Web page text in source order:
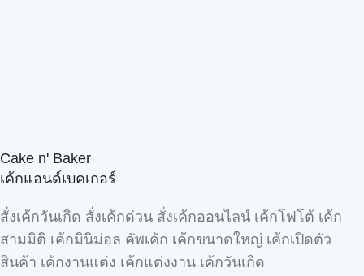
Cake n' Baker
เค้กแอนด์เบคเกอร์
สั่งเค้กวันเกิด สั่งเค้กด่วน สั่งเค้กออนไลน์ เค้กโฟโต้ เค้ก
สามมิติ เค้กมินิม่อล คัพเค้ก เค้กขนาดใหญ่ เค้กเปิดตัว
สินค้า เค้กงานแต่ง เค้กแต่งงาน เค้กวันเกิด